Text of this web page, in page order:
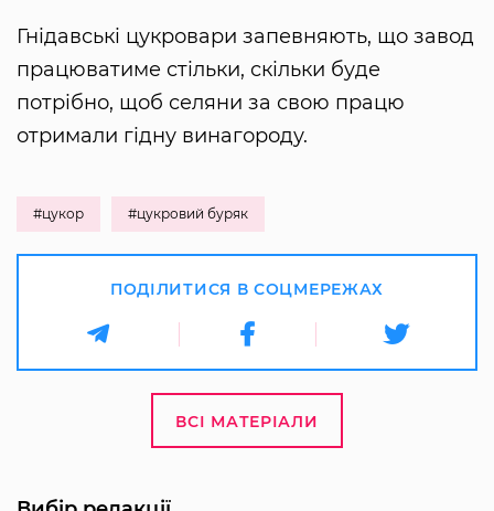
Гнідавські цукровари запевняють, що завод
працюватиме стільки, скільки буде
потрібно, щоб селяни за свою працю
отримали гідну винагороду.
#цукор #цукровий буряк
ПОДІЛИТИСЯ В СОЦМЕРЕЖАХ
ВСІ МАТЕРІАЛИ